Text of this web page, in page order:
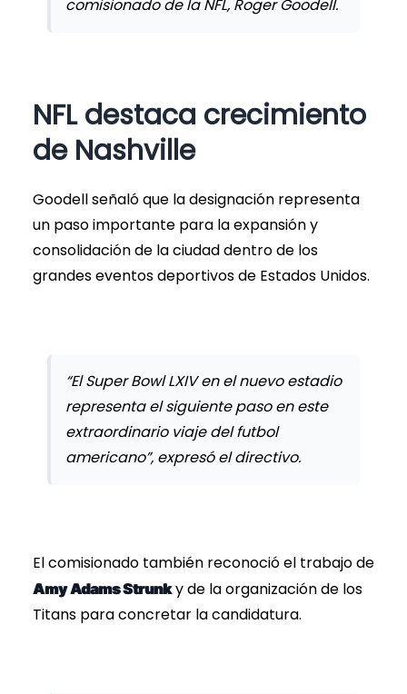
comisionado de la NFL, Roger Goodell.
NFL destaca crecimiento
de Nashville
Goodell señaló que la designación representa
un paso importante para la expansión y
consolidación de la ciudad dentro de los
grandes eventos deportivos de Estados Unidos.
“El Super Bowl LXIV en el nuevo estadio
representa el siguiente paso en este
extraordinario viaje del futbol
americano”, expresó el directivo.
El comisionado también reconoció el trabajo de
Amy Adams Strunky de la organización de los
Titans para concretar la candidatura.